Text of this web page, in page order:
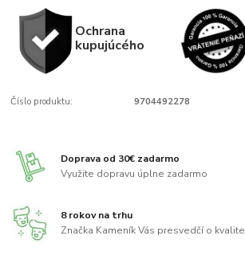
Ochrana
kupujúcého
Číslo produktu: 9704492278
Doprava od 30€ zadarmo
Využite dopravu úplne zadarmo
8 rokov na trhu
Značka Kameník Vás presvedčí o kvalite